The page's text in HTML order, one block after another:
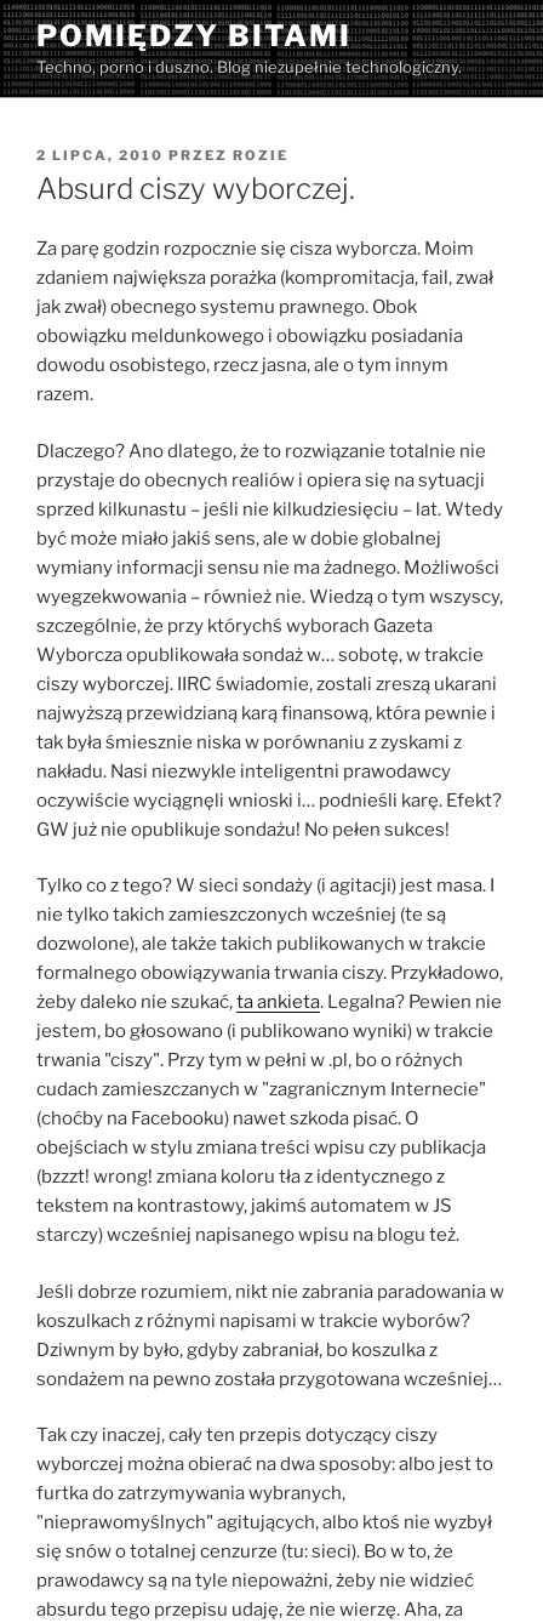
Przejdź
do
treści
POMIĘDZY BITAMI
Techno, porno i duszno. Blog niezupełnie technologiczny.
OPUBLIKOWANE
W
2 LIPCA, 2010 PRZEZ ROZIE
Absurd ciszy wyborczej.
Za parę godzin rozpocznie się cisza wyborcza. Moim
zdaniem największa porażka (kompromitacja, fail, zwał
jak zwał) obecnego systemu prawnego. Obok
obowiązku meldunkowego i obowiązku posiadania
dowodu osobistego, rzecz jasna, ale o tym innym
razem.
Dlaczego? Ano dlatego, że to rozwiązanie totalnie nie
przystaje do obecnych realiów i opiera się na sytuacji
sprzed kilkunastu – jeśli nie kilkudziesięciu – lat. Wtedy
być może miało jakiś sens, ale w dobie globalnej
wymiany informacji sensu nie ma żadnego. Możliwości
wyegzekwowania – również nie. Wiedzą o tym wszyscy,
szczególnie, że przy którychś wyborach Gazeta
Wyborcza opublikowała sondaż w… sobotę, w trakcie
ciszy wyborczej. IIRC świadomie, zostali zreszą ukarani
najwyższą przewidzianą karą finansową, która pewnie i
tak była śmiesznie niska w porównaniu z zyskami z
nakładu. Nasi niezwykle inteligentni prawodawcy
oczywiście wyciągnęli wnioski i… podnieśli karę. Efekt?
GW już nie opublikuje sondażu! No pełen sukces!
Tylko co z tego? W sieci sondaży (i agitacji) jest masa. I
nie tylko takich zamieszczonych wcześniej (te są
dozwolone), ale także takich publikowanych w trakcie
formalnego obowiązywania trwania ciszy. Przykładowo,
żeby daleko nie szukać,ta ankieta. Legalna? Pewien nie
jestem, bo głosowano (i publikowano wyniki) w trakcie
trwania "ciszy". Przy tym w pełni w .pl, bo o różnych
cudach zamieszczanych w "zagranicznym Internecie"
(choćby na Facebooku) nawet szkoda pisać. O
obejściach w stylu zmiana treści wpisu czy publikacja
(bzzzt! wrong! zmiana koloru tła z identycznego z
tekstem na kontrastowy, jakimś automatem w JS
starczy) wcześniej napisanego wpisu na blogu też.
Jeśli dobrze rozumiem, nikt nie zabrania paradowania w
koszulkach z różnymi napisami w trakcie wyborów?
Dziwnym by było, gdyby zabraniał, bo koszulka z
sondażem na pewno została przygotowana wcześniej…
Tak czy inaczej, cały ten przepis dotyczący ciszy
wyborczej można obierać na dwa sposoby: albo jest to
furtka do zatrzymywania wybranych,
"nieprawomyślnych" agitujących, albo ktoś nie wyzbył
się snów o totalnej cenzurze (tu: sieci). Bo w to, że
prawodawcy są na tyle niepoważni, żeby nie widzieć
absurdu tego przepisu udaję, że nie wierzę. Aha, za